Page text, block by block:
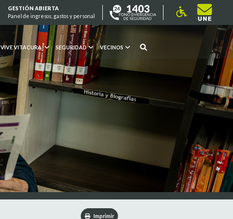
GESTIÓN ABIERTA
Panel de ingresos, gastos y personal
VIVE VITACURA SEGURIDAD VECINOS
Imprimir